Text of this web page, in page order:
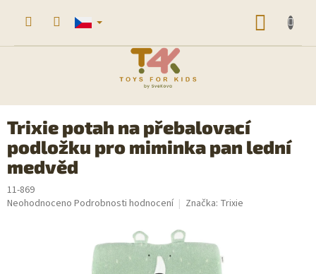
Trixie potah na přebalovací
podložku pro miminka pan lední
medvěd
11-869
Průměrné
Neohodnoceno Podrobnosti hodnocení Značka: Trixie